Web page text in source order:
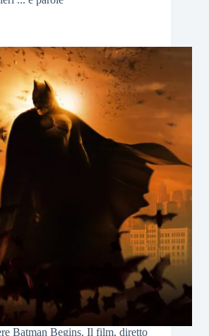
Batman Begins. Il film, diretto